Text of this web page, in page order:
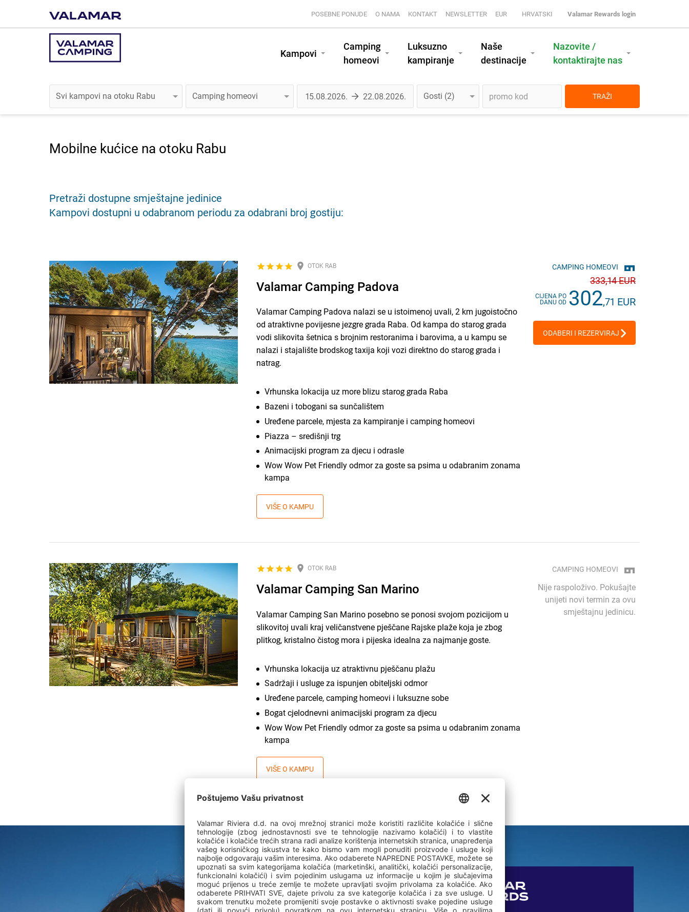
POSEBNE PONUDE O NAMA KONTAKT NEWSLETTER EUR HRVATSKI Valamar Rewards login
Kampovi
Camping
homeovi
Luksuzno
kampiranje
Naše
destinacije
Nazovite /
kontaktirajte nas
Gosti 2 TRAŽI
Mobilne kućice na otoku Rabu
Pretraži dostupne smještajne jedinice
Kampovi dostupni u odabranom periodu za odabrani broj gostiju:
OTOK RAB
Valamar Camping Padova
Valamar Camping Padova nalazi se u istoimenoj uvali, 2 km jugoistočno
od atraktivne povijesne jezgre grada Raba. Od kampa do starog grada
vodi slikovita šetnica s brojnim restoranima i barovima, a u kampu se
nalazi i stajalište brodskog taxija koji vozi direktno do starog grada i
natrag.
Vrhunska lokacija uz more blizu starog grada Raba
Bazeni i tobogani sa sunčalištem
Uređene parcele, mjesta za kampiranje i camping homeovi
Piazza – središnji trg
Animacijski program za djecu i odrasle
Wow Wow Pet Friendly odmor za goste sa psima u odabranim zonama
kampa
VIŠE O KAMPU
CAMPING HOMEOVI
333,14 EUR
CIJENA PO
DANU OD 302,71 EUR
ODABERI I REZERVIRAJ
OTOK RAB
Valamar Camping San Marino
Valamar Camping San Marino posebno se ponosi svojom pozicijom u
slikovitoj uvali kraj veličanstvene pješčane Rajske plaže koja je zbog
plitkog, kristalno čistog mora i pijeska idealna za najmanje goste.
Vrhunska lokacija uz atraktivnu pješčanu plažu
Sadržaji i usluge za ispunjen obiteljski odmor
Uređene parcele, camping homeovi i luksuzne sobe
Bogat cjelodnevni animacijski program za djecu
Wow Wow Pet Friendly odmor za goste sa psima u odabranim zonama
kampa
VIŠE O KAMPU
CAMPING HOMEOVI
Nije raspoloživo. Pokušajte
unijeti novi termin za ovu
smještajnu jedinicu.